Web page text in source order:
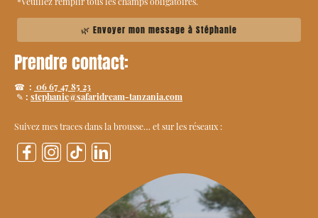
🌿 Envoyer mon message à Stéphanie
Prendre contact:
☎ : 06 67 47 85 23
✎ : stephanie@safaridream-tanzania.com
Suivez mes traces dans la brousse… et sur les réseaux :